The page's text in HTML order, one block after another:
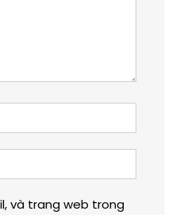
và trang web trong